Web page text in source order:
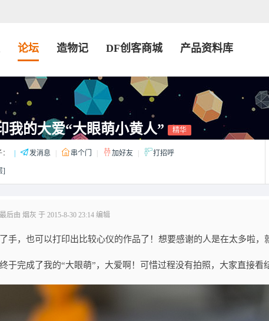
论坛 造物记 DF创客商城 产品资料库
我的大爱“大眼萌小黄人” 精华
发消息 串个门 加好友 打招呼
]
后由 烟灰 于 2015-8-30 23:14 编辑
手，也可以打印出比较心仪的作品了！想要感谢的人是在太多啦，
于完成了我的“大眼萌”，大爱啊！可惜过程没有拍照，大家直接看